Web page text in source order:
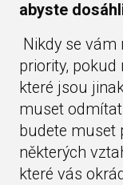
abyste
Nikdy se
priority, pokud
které jsou
muset
budete muset
některých
které vás